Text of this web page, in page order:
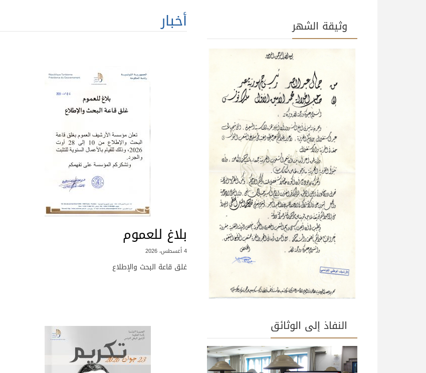
أخبار
بلاغ للعموم
4 أغسطس، 2026
غلق قاعة البحث والإطلاع
وثيقة الشهر
النفاذ إلى الوثائق